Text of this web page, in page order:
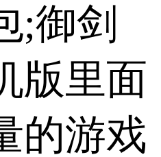
;御剑
版里面
的游戏